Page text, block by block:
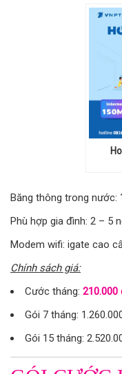
Băng thông trong nước:
Phù hợp gia đình: 2 – 5
Modem wifi: igate cao
Chính sách giá:
Cước tháng: 210.000
Gói 7 tháng:
Gói 15 tháng: